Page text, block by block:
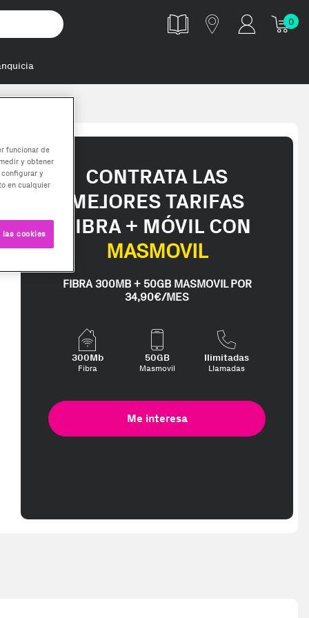
0
CONTRATA LAS
MEJORES TARIFAS
FIBRA + MÓVIL CON
MASMOVIL
FIBRA 300MB + 50GB MASMOVIL POR
34,90€/MES
300Mb
Fibra
50GB
Masmovil
Ilimitadas
Llamadas
Me interesa
funcionar de
y obtener
y
en cualquier
cookies